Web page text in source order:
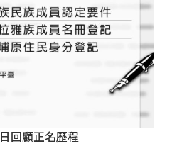
回顧正名歷程